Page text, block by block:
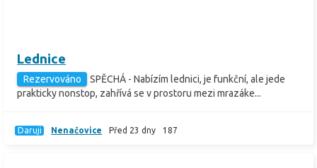
Lednice
Rezervováno
SPĚCHÁ - Nabízím lednici, je funkční, ale jede
prakticky nonstop, zahřívá se v prostoru mezi mrazáke...
Daruji Nenačovice Před 23 dny 187